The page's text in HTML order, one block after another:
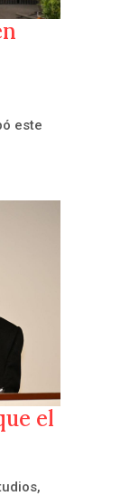
este
el